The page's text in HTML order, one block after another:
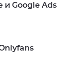
и Google Ads